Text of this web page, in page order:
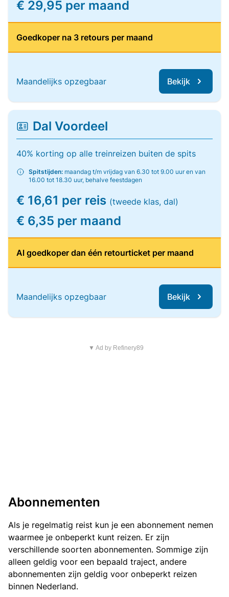
€ 29,95 per maand
Goedkoper na 3 retours per maand
Maandelijks opzegbaar Bekijk
Dal Voordeel
40% korting op alle treinreizen buiten de spits
Spitstijden: maandag t/m vrijdag van 6.30 tot 9.00 uur en van
16.00 tot 18.30 uur, behalve feestdagen
€ 16,61 per reis (tweede klas, dal)
€ 6,35 per maand
Al goedkoper dan één retourticket per maand
Maandelijks opzegbaar Bekijk
▼ Ad by Refinery89
Abonnementen
Als je regelmatig reist kun je een abonnement nemen
waarmee je onbeperkt kunt reizen. Er zijn
verschillende soorten abonnementen. Sommige zijn
alleen geldig voor een bepaald traject, andere
abonnementen zijn geldig voor onbeperkt reizen
binnen Nederland.